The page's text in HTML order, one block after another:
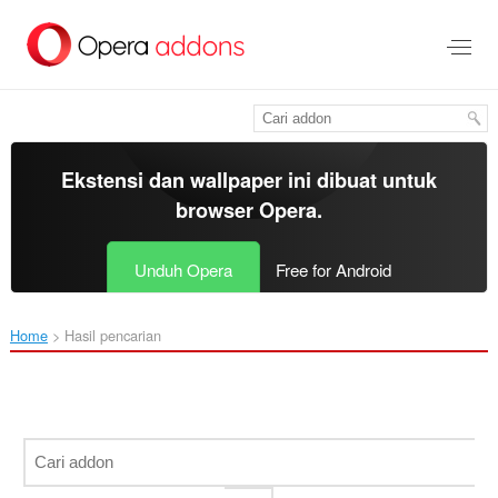
konten
Ekstensi dan wallpaper ini dibuat untuk
browser Opera.
Unduh Opera Free for Android
Home Hasil pencarian